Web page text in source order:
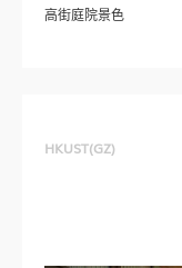
高街庭院景色
HKUST(GZ)